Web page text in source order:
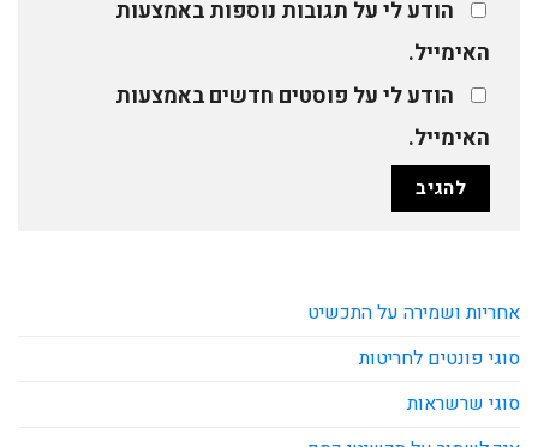
הודע לי על תגובות נוספות באמצעות
האימייל.
הודע לי על פוסטים חדשים באמצעות
האימייל.
אחריות ושמירה על התכשיט
סוגי פונטים לחריטות
סוגי שרשראות